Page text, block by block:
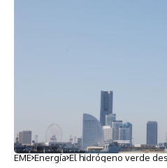
EME Energía El hidrógeno verde